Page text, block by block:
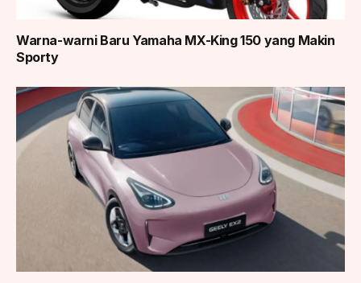
Warna-warni Baru Yamaha MX-King 150 yang Makin
Sporty